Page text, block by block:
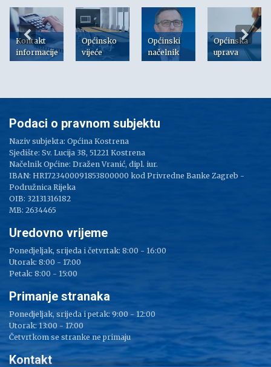
Kontakt
informacije
Općinsko
vijeće
Općinski
načelnik
Općinska
uprava
Podaci o pravnom subjektu
Naziv subjekta: Općina Kostrena
Sjedište: Sv. Lucija 38, 51221 Kostrena
Načelnik Općine: Dražen Vranić, dipl. iur.
IBAN: HR1723400091853800000 kod Privredne Banke Zagreb -
Podružnica Rijeka
OIB: 32131316182
MB: 2634465
Uredovno vrijeme
Ponedjeljak, srijeda i četvrtak: 8:00 - 16:00
Utorak: 8:00 - 17:00
Petak: 8:00 - 15:00
Primanje stranaka
Ponedjeljak, srijeda i petak: 9:00 - 12:00
Utorak: 13:00 - 17:00
Četvrtkom se stranke ne primaju
Kontakt